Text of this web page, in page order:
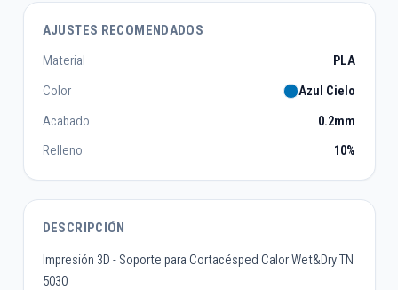
AJUSTES RECOMENDADOS
Material
PLA
Color
Azul Cielo
Acabado
0.2mm
Relleno
10%
DESCRIPCIÓN
Impresión 3D - Soporte para Cortacésped Calor Wet&Dry TN
5030